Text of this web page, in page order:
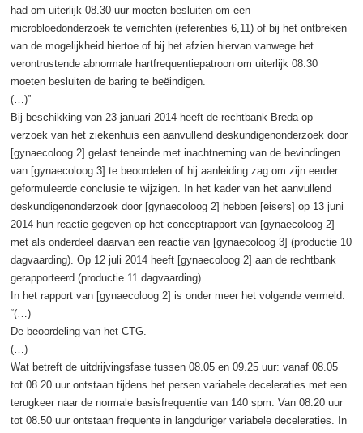
had om uiterlijk 08.30 uur moeten besluiten om een
microbloedonderzoek te verrichten (referenties 6,11) of bij het ontbreken
van de mogelijkheid hiertoe of bij het afzien hiervan vanwege het
verontrustende abnormale hartfrequentiepatroon om uiterlijk 08.30
moeten besluiten de baring te beëindigen.
(…)”
Bij beschikking van 23 januari 2014 heeft de rechtbank Breda op
verzoek van het ziekenhuis een aanvullend deskundigenonderzoek door
[gynaecoloog 2] gelast teneinde met inachtneming van de bevindingen
van [gynaecoloog 3] te beoordelen of hij aanleiding zag om zijn eerder
geformuleerde conclusie te wijzigen. In het kader van het aanvullend
deskundigenonderzoek door [gynaecoloog 2] hebben [eisers] op 13 juni
2014 hun reactie gegeven op het conceptrapport van [gynaecoloog 2]
met als onderdeel daarvan een reactie van [gynaecoloog 3] (productie 10
dagvaarding). Op 12 juli 2014 heeft [gynaecoloog 2] aan de rechtbank
gerapporteerd (productie 11 dagvaarding).
In het rapport van [gynaecoloog 2] is onder meer het volgende vermeld:
“(…)
De beoordeling van het CTG.
(…)
Wat betreft de uitdrijvingsfase tussen 08.05 en 09.25 uur: vanaf 08.05
tot 08.20 uur ontstaan tijdens het persen variabele deceleraties met een
terugkeer naar de normale basisfrequentie van 140 spm. Van 08.20 uur
tot 08.50 uur ontstaan frequente in langduriger variabele deceleraties. In